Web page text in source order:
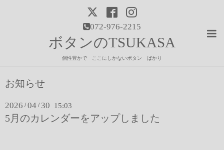
072-976-2215
ボタンのTSUKASA
個性豊かで ここにしかないボタン ばかり
お知らせ
2026 /04 / 30 15:03
5月のカレンダーをアップしました